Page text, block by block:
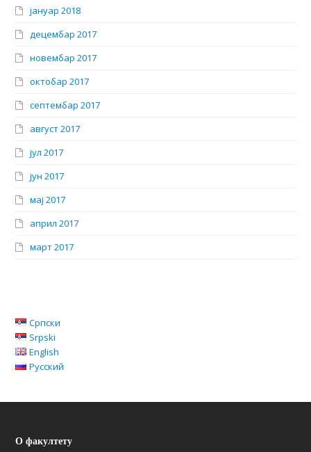
јануар 2018
децембар 2017
новембар 2017
октобар 2017
септембар 2017
август 2017
јул 2017
јун 2017
мај 2017
април 2017
март 2017
Српски
Srpski
English
Русский
О факултету